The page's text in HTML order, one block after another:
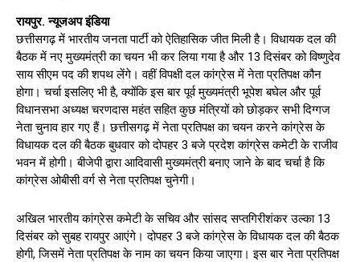
रायपुर. न्यूजअप इंडिया
छत्तीसगढ़ में भारतीय जनता पार्टी को ऐतिहासिक जीत मिली है। विधायक दल की
बैठक में नए मुख्यमंत्री का चयन भी कर लिया गया है और 13 दिसंबर को विष्णुदेव
साय सीएम पद की शपथ लेंगे। वहीं विपक्षी दल कांग्रेस में नेता प्रतिपक्ष कौन
होगा। चर्चा इसलिए भी है, क्योंकि इस बार पूर्व मुख्यमंत्री भूपेश बघेल और पूर्व
विधानसभा अध्यक्ष चरणदास महंत सहित कुछ मंत्रियों को छोड़कर सभी दिग्गज
नेता चुनाव हार गए हैं। छत्तीसगढ़ में नेता प्रतिपक्ष का चयन करने कांग्रेस के
विधायक दल की बैठक बुधवार को दोपहर 3 बजे प्रदेश कांग्रेस कमेटी के राजीव
भवन में होगी। बीजेपी द्वारा आदिवासी मुख्यमंत्री बनाए जाने के बाद चर्चा है कि
कांग्रेस ओबीसी वर्ग से नेता प्रतिपक्ष चुनेगी।
अखिल भारतीय कांग्रेस कमेटी के सचिव और सांसद सप्तगिरीशंकर उल्का 13
दिसंबर को सुबह रायपुर आएंगे। दोपहर 3 बजे कांग्रेस के विधायक दल की बैठक
होगी, जिसमें नेता प्रतिपक्ष के नाम का चयन किया जाएगा। इस बार नेता प्रतिपक्ष